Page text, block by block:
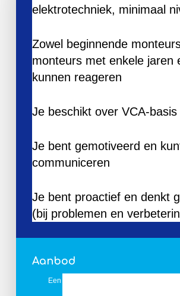
elektrotechniek, minimaal
Zowel beginnende
monteurs met enkele jaren
kunnen reageren
Je beschikt over VCA-basis
Je bent gemotiveerd en
communiceren
Je bent proactief en denkt
(bij problemen en
Aanbod
Een inspirerende werkomgeving